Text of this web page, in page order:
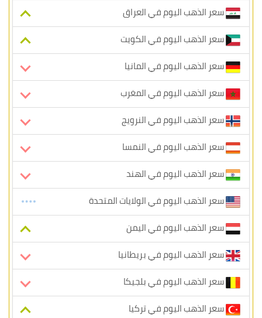
سعر الذهب اليوم في العراق
سعر الذهب اليوم في الكويت
سعر الذهب اليوم في المانيا
سعر الذهب اليوم في المغرب
سعر الذهب اليوم في النرويج
سعر الذهب اليوم في النمسا
سعر الذهب اليوم في الهند
سعر الذهب اليوم في الولايات المتحدة
سعر الذهب اليوم في اليمن
سعر الذهب اليوم في بريطانيا
سعر الذهب اليوم في بلجيكا
سعر الذهب اليوم في تركيا